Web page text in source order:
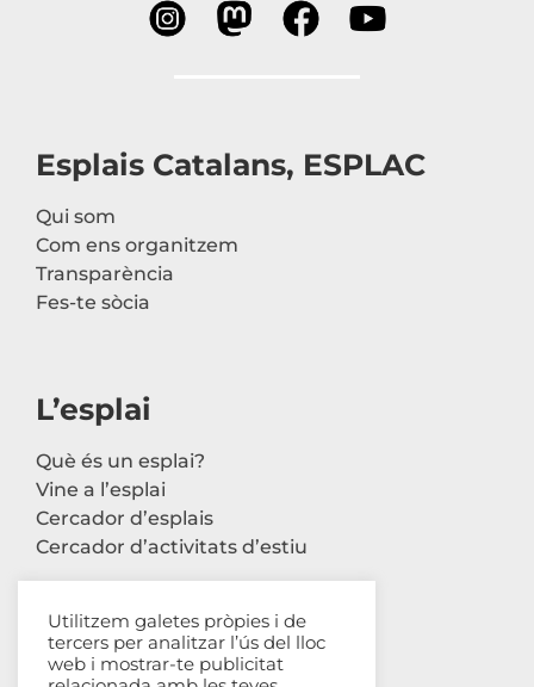
Esplais Catalans, ESPLAC
Qui som
Com ens organitzem
Transparència
Fes-te sòcia
L’esplai
Què és un esplai?
Vine a l’esplai
Cercador d’esplais
Cercador d’activitats d’estiu
Contacte
Utilitzem galetes pròpies i de
tercers per analitzar l’ús del lloc
web i mostrar-te publicitat